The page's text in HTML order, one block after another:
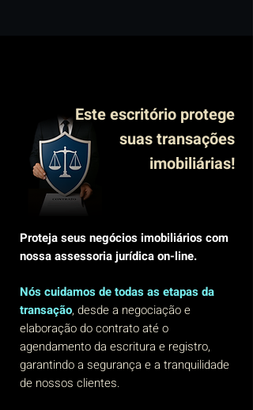
Este escritório protege
suas transações
imobiliárias!
Proteja seus negócios imobiliários com
nossa assessoria jurídica on-line.
Nós cuidamos de todas as etapas da
transação, desde a negociação e
elaboração do contrato até o
agendamento da escritura e registro,
garantindo a segurança e a tranquilidade
de nossos clientes.